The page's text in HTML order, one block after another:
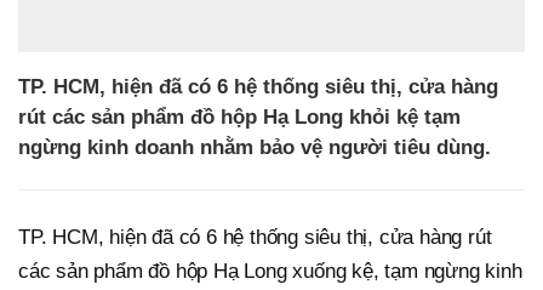
TP. HCM, hiện đã có 6 hệ thống siêu thị, cửa hàng
rút các sản phẩm đồ hộp Hạ Long khỏi kệ tạm
ngừng kinh doanh nhằm bảo vệ người tiêu dùng.
TP. HCM, hiện đã có 6 hệ thống siêu thị, cửa hàng rút
các sản phẩm đồ hộp Hạ Long xuống kệ, tạm ngừng kinh